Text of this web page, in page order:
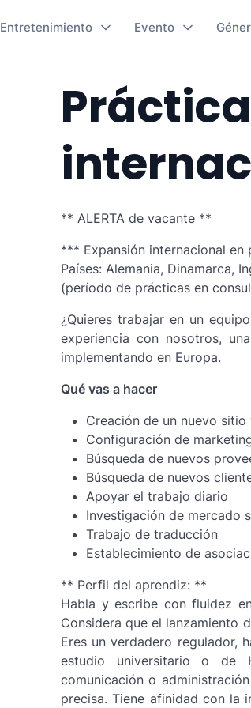
Entretenimiento Evento
** ALERTA de vacante **
*** Expansión internacional
Países: Alemania, Dinamarca,
(período de prácticas en
¿Quieres trabajar en un
experiencia con nosotros,
implementando en Europa.
Qué vas a hacer
Creación de un nuevo
Configuración de
Búsqueda de nuevos
Búsqueda de nuevos
Apoyar el trabajo diario
Investigación de mercado
Trabajo de traducción
Establecimiento de
** Perfil del aprendiz: **
Habla y escribe con fluidez
Considera que el lanzamiento
Eres un verdadero regulador,
estudio universitario o de
comunicación o
precisa. Tiene afinidad con la